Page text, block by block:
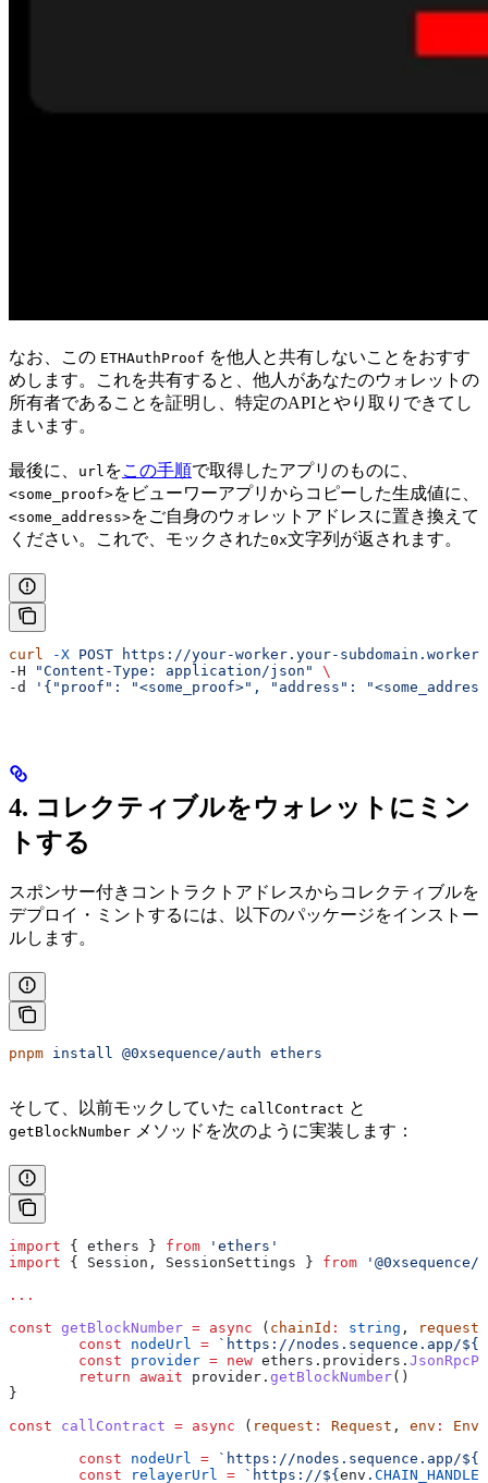
なお、この ETHAuthProof を他人と共有しないことをおすす
めします。これを共有すると、他人があなたのウォレットの
所有者であることを証明し、特定のAPIとやり取りできてし
まいます。
最後に、 url をこの手順で取得したアプリのものに、
<some_proof>をビューワーアプリからコピーした生成値に、
<some_address>をご自身のウォレットアドレスに置き換えて
ください。これで、モックされた0x文字列が返されます。
curl -X POST https://your-worker.your-
-H
"Content-Type: application/json"
\
-d
'{"proof": "<some_proof>", "address":
4. コレクティブルをウォレットにミン
トする
スポンサー付きコントラクトアドレスからコレクティブルを
デプロイ・ミントするには、以下のパッケージをインストー
ルします。
pnpm install @0xsequence/auth ethers
そして、以前モックしていた callContract と
getBlockNumber メソッドを次のように実装します：
import { ethers } from 'ethers'
import { Session , SessionSettings } from
...
const getBlockNumber = async ( chainId : string , request
	const
nodeUrl = `https://nodes.sequence.app/${
	const
provider = new ethers . providers .
	return
await provider . getBlockNumber()
}
const callContract = async ( request : Request , env : Env
	const
nodeUrl = `https://nodes.sequence.app/${
	const
relayerUrl = `https://${ env . CHAIN_HANDLE